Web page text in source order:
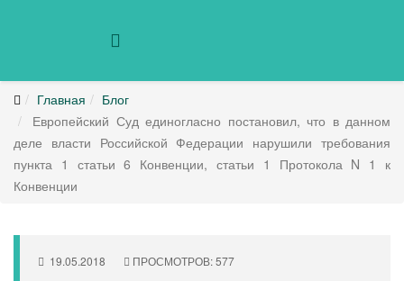
Главная
Блог
Европейский Суд единогласно постановил, что в данном
деле власти Российской Федерации нарушили требования
пункта 1 статьи 6 Конвенции, статьи 1 Протокола N 1 к
Конвенции
19.05.2018 ПРОСМОТРОВ: 577